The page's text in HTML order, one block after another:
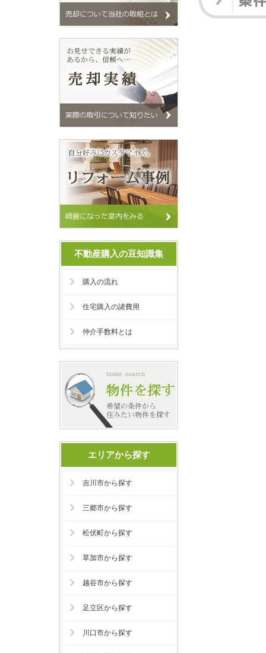
不動産購入の豆知識集
購入の流れ
住宅購入の諸費用
仲介手数料とは
エリアから探す
吉川市から探す
三郷市から探す
松伏町から探す
草加市から探す
越谷市から探す
足立区から探す
川口市から探す